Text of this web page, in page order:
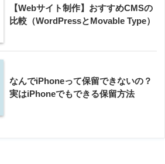
【Webサイト制作】おすすめCMSの
比較（WordPressとMovable Type）
なんでiPhoneって保留できないの？
実はiPhoneでもできる保留方法